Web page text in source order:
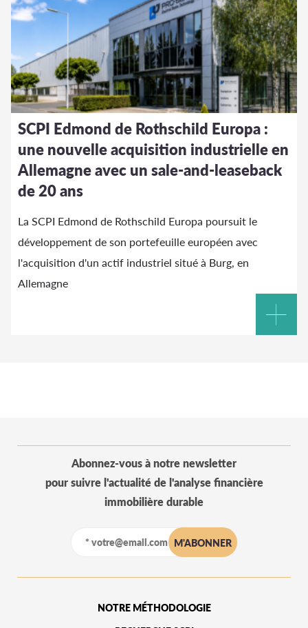
SCPI Edmond de Rothschild Europa :
une nouvelle acquisition industrielle en
Allemagne avec un sale-and-leaseback
de 20 ans
La SCPI Edmond de Rothschild Europa poursuit le
développement de son portefeuille européen avec
l'acquisition d'un actif industriel situé à Burg, en
Allemagne
Abonnez-vous à notre newsletter
pour suivre l'actualité de l'analyse financière
immobilière durable
NOTRE MÉTHODOLOGIE